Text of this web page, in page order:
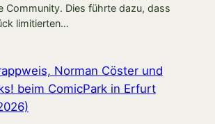
Community. Dies führte dazu, dass
limitierten…